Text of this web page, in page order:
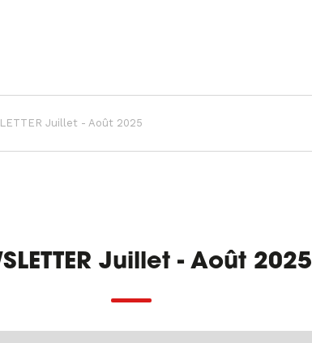
Juillet - Août 2025
Juillet - Août 2025